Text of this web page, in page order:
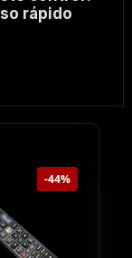
rápido
-44%